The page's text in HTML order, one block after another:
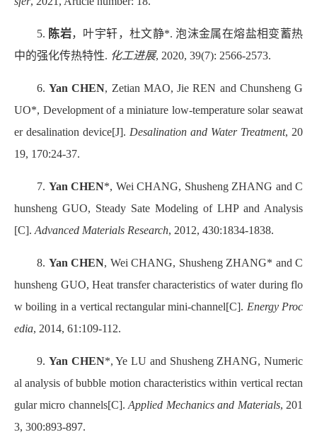
5. 陈岩，叶宇轩，杜文静*.泡沫金属在熔盐相变蓄热
中的强化传热特性. 化工进展, 2020, 39(7): 2566-2573.
6.Yan CHEN, Zetian MAO, Jie REN and Chunsheng G
UO*, Development of a miniature low-temperature solar seawat
er desalination device[J]. Desalination and Water Treatment, 20
19, 170:24-37.
7. Yan CHEN*, Wei CHANG, Shusheng ZHANG and C
hunsheng GUO, Steady Sate Modeling of LHP and Analysis
[C]. Advanced Materials Research, 2012, 430:1834-1838.
8. Yan CHEN, Wei CHANG, Shusheng ZHANG* and C
hunsheng GUO, Heat transfer characteristics of water during flo
w boiling in a vertical rectangular mini-channel[C]. Energy Proc
edia, 2014, 61:109-112.
9. Yan CHEN*, Ye LU and Shusheng ZHANG, Numeric
al analysis of bubble motion characteristics within vertical rectan
gular micro channels[C].Applied Mechanics and Materials, 201
3, 300:893-897.